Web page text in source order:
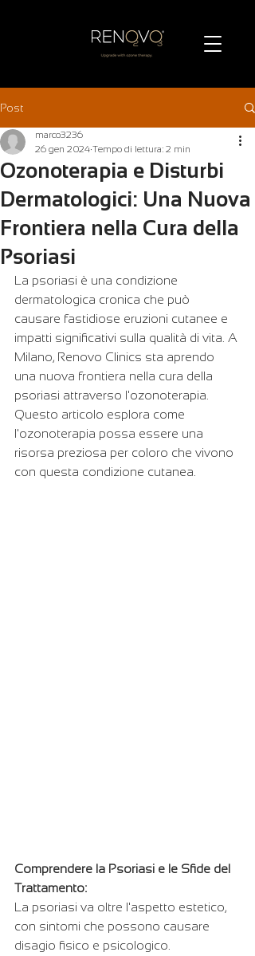
Post
Ozonoterapia e Disturbi
Dermatologici: Una Nuova
Frontiera nella Cura della
Psoriasi
marco3236
26 gen 2024 Tempo di lettura: 2 min
La psoriasi è una condizione
dermatologica cronica che può
causare fastidiose eruzioni cutanee e
impatti significativi sulla qualità di vita. A
Milano, Renovo Clinics sta aprendo
una nuova frontiera nella cura della
psoriasi attraverso l'ozonoterapia.
Questo articolo esplora come
l'ozonoterapia possa essere una
risorsa preziosa per coloro che vivono
con questa condizione cutanea.
Comprendere la Psoriasi e le Sfide del
Trattamento:
La psoriasi va oltre l'aspetto estetico,
con sintomi che possono causare
disagio fisico e psicologico.